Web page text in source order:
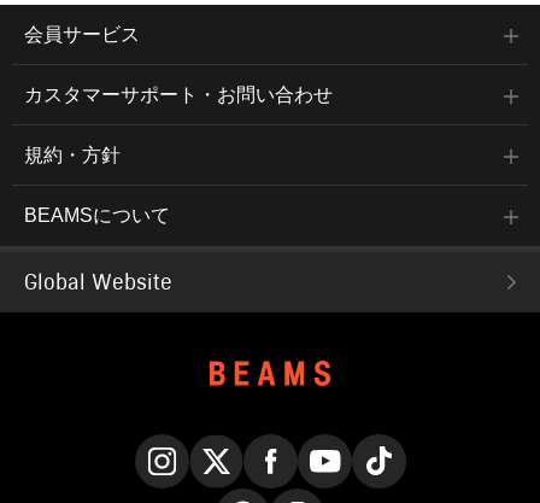
会員サービス
カスタマーサポート・お問い合わせ
規約・方針
BEAMSについて
Global Website